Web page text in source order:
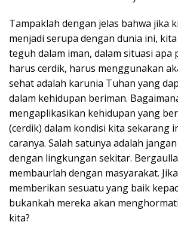
Tampaklah dengan jelas bahwa jika
menjadi serupa dengan dunia ini,
teguh dalam iman, dalam situasi apa
harus cerdik, harus menggunakan
sehat adalah karunia Tuhan yang
dalam kehidupan beriman.
mengaplikasikan kehidupan yang
(cerdik) dalam kondisi kita sekarang
caranya. Salah satunya adalah
dengan lingkungan sekitar.
membaurlah dengan masyarakat.
memberikan sesuatu yang baik
bukankah mereka akan
kita?